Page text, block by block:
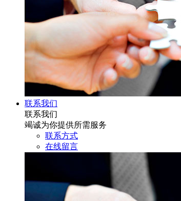
联系我们
联系我们
竭诚为你提供所需服务
联系方式
在线留言